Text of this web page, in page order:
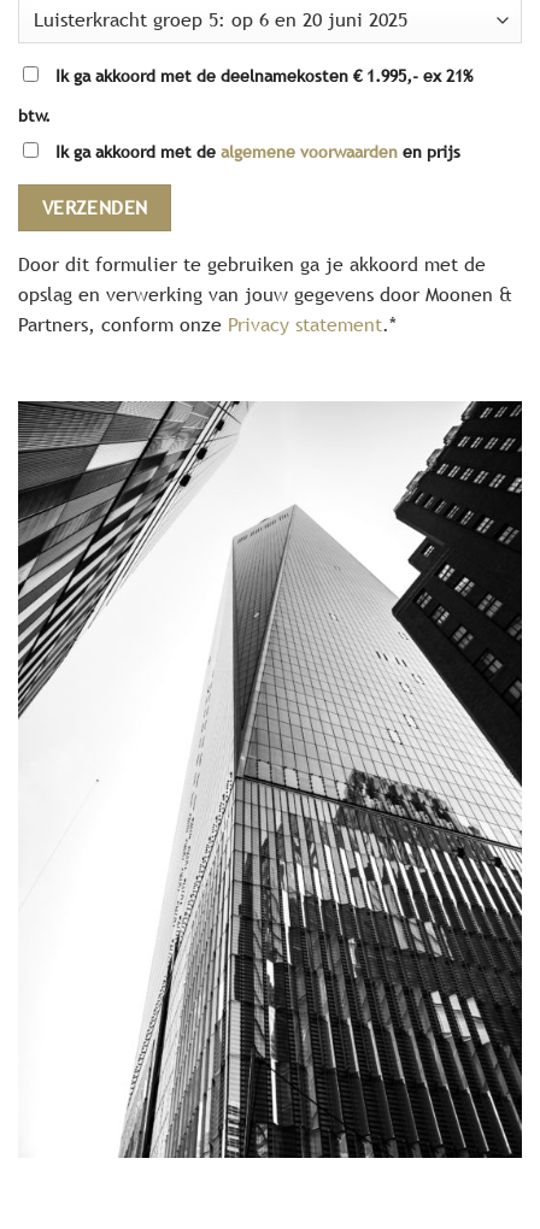
Ik ga akkoord met de deelnamekosten € 1.995,- ex 21%
btw.
Ik ga akkoord met de algemene voorwaarden en prijs
Door dit formulier te gebruiken ga je akkoord met de
opslag en verwerking van jouw gegevens door Moonen &
Partners, conform onze Privacy statement.*